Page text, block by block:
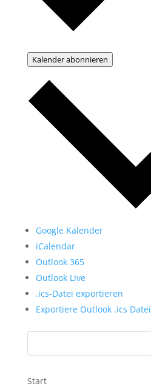
Kalender abonnieren
Google Kalender
iCalendar
Outlook 365
Outlook Live
.ics-Datei exportieren
Exportiere Outlook .ics Datei
Start